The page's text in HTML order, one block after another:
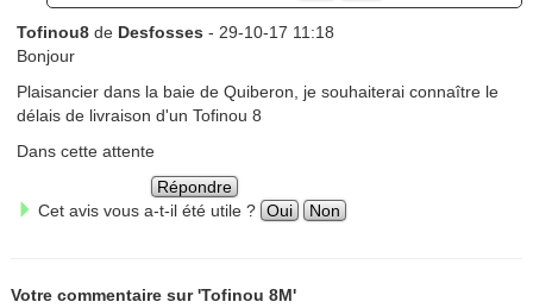
Tofinou8de Desfosses - 29-10-17 11:18
Bonjour
Plaisancier dans la baie de Quiberon, je souhaiterai connaître le
délais de livraison d'un Tofinou 8
Dans cette attente
Répondre
Cet avis vous a-t-il été utile ? Oui Non
Votre commentaire sur 'Tofinou 8M'